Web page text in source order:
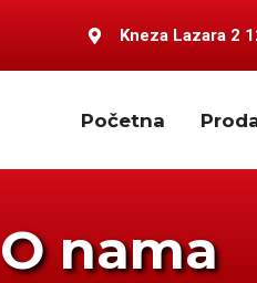
Kneza Lazara 2
Početna
O nama